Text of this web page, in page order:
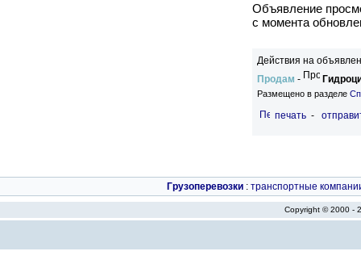
Объявление
c момента
Действия на
Продам -
Размещено в разделе
печать -
Грузоперевозки : транспортные
Copyright © 2000 -